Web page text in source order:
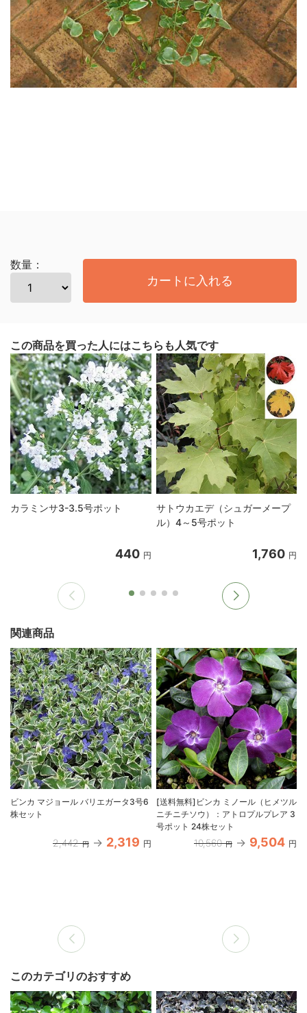
数量：
カートに入れる
この商品を買った人にはこちらも人気です
カラミンサ3-3.5号ポット
440 円
サトウカエデ（シュガーメープ
ル）4～5号ポット
1,760 円
関連商品
ビンカ マジョール バリエガータ3号6
株セット
2,442 円 2,319 円
[送料無料]ビンカ ミノール（ヒメツル
ニチニチソウ）：アトロプルプレア 3
号ポット 24株セット
10,560 円 9,504 円
このカテゴリのおすすめ